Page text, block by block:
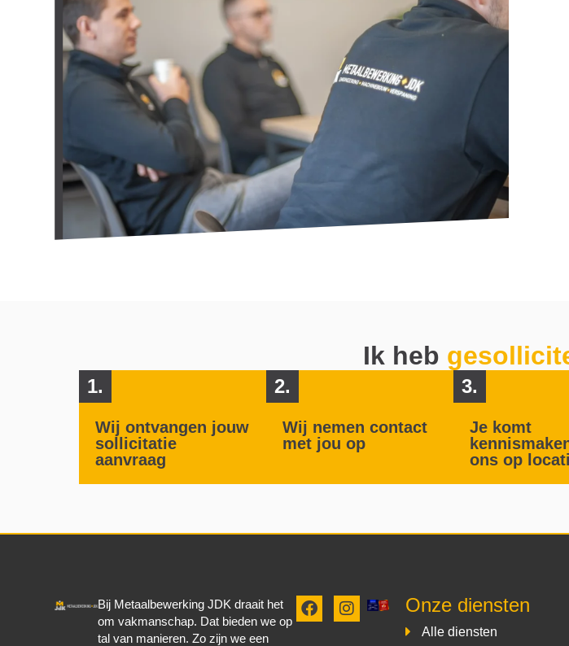
Ik heb
1.
Wij ontvangen jouw
sollicitatie
aanvraag
2.
Wij nemen contact
met jou op
3.
Je komt
ons op
Bij Metaalbewerking JDK draait het
om vakmanschap. Dat bieden we op
tal van manieren. Zo zijn we een
Onze diensten
Alle diensten